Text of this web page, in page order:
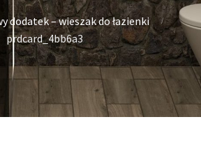
dodatek – wieszak do łazienki
prdcard_4bb6a3